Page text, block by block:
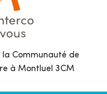
Communauté de
à Montluel 3CM